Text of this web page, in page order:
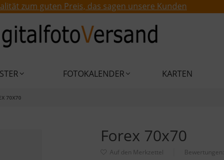
zum guten Preis, das sagen unsere Kunden
FOTOKALENDER KARTEN
70X70
Forex 70x70
Bewertungen: